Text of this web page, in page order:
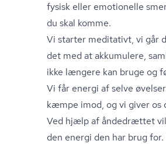
fysisk eller emotionelle
du skal komme.
Vi starter meditativt, vi går
det med at akkumulere,
ikke længere kan bruge og
Vi får energi af selve
kæmpe imod, og vi giver os
Ved hjælp af åndedrættet
den energi den har brug